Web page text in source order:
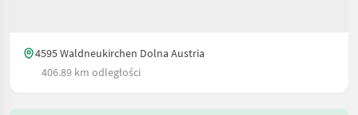
4595 Waldneukirchen Dolna Austria
406.89 km odległości